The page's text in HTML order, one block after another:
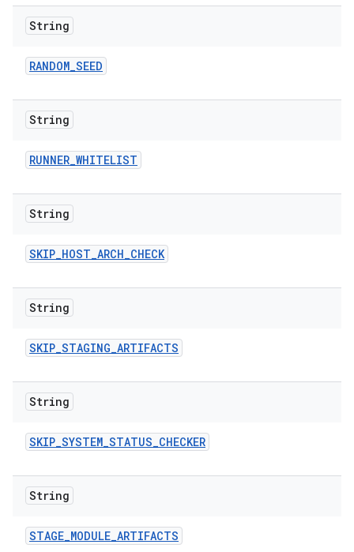
String
RANDOM_SEED
String
RUNNER_WHITELIST
String
SKIP_HOST_ARCH_CHECK
String
SKIP_STAGING_ARTIFACTS
String
SKIP_SYSTEM_STATUS_CHECKER
String
STAGE_MODULE_ARTIFACTS